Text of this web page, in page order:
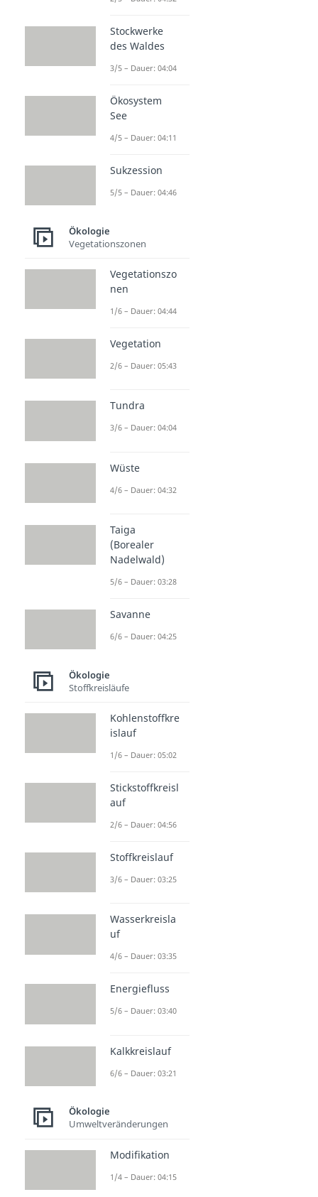
Stockwerke
des Waldes
3/5 – Dauer: 04:04
Ökosystem
See
4/5 – Dauer: 04:11
Sukzession
5/5 – Dauer: 04:46
Ökologie
Vegetationszonen
Vegetationszo
nen
1/6 – Dauer: 04:44
Vegetation
2/6 – Dauer: 05:43
Tundra
3/6 – Dauer: 04:04
Wüste
4/6 – Dauer: 04:32
Taiga
(Borealer
Nadelwald)
5/6 – Dauer: 03:28
Savanne
6/6 – Dauer: 04:25
Ökologie
Stoffkreisläufe
Kohlenstoffkre
islauf
1/6 – Dauer: 05:02
Stickstoffkreisl
auf
2/6 – Dauer: 04:56
Stoffkreislauf
3/6 – Dauer: 03:25
Wasserkreisla
uf
4/6 – Dauer: 03:35
Energiefluss
5/6 – Dauer: 03:40
Kalkkreislauf
6/6 – Dauer: 03:21
Ökologie
Umweltveränderungen
Modifikation
1/4 – Dauer: 04:15